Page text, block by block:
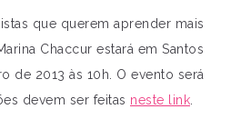
que querem aprender mais
Chaccur estará em Santos
de 2013 às 10h. O evento será
devem ser feitas neste link.